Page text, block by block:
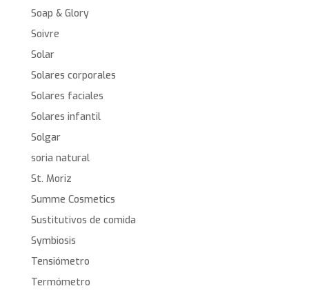
Soap & Glory
Soivre
Solar
Solares corporales
Solares faciales
Solares infantil
Solgar
soria natural
St. Moriz
Summe Cosmetics
Sustitutivos de comida
Symbiosis
Tensiómetro
Termómetro